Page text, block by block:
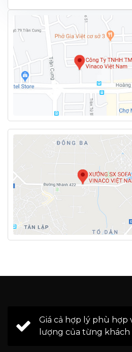
Giá cả hợp lý phù hợp
lượng của từng khách